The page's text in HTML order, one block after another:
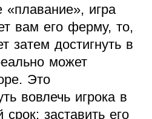
«плавание», игра
вам его ферму, то,
затем достигнуть в
может
Это
вовлечь игрока в
срок: заставить его